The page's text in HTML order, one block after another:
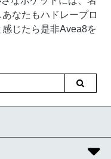
なたもハドレープロ
じたら是非Avea8を